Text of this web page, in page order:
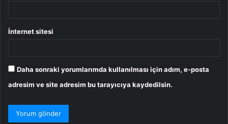
İnternet sitesi
Daha sonraki yorumlarımda kullanılması için adım, e-posta
adresim ve site adresim bu tarayıcıya kaydedilsin.